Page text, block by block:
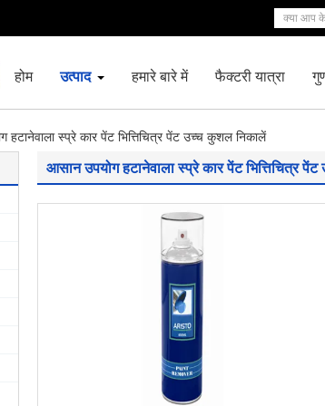
होम उत्पाद हमारे बारे में फैक्टरी यात्रा
हटानेवाला स्प्रे कार पेंट भित्तिचित्र पेंट उच्च कुशल निकालें
आसान उपयोग हटानेवाला स्प्रे कार पेंट भित्तिचित्र